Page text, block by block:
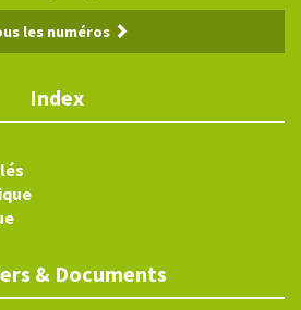
les numéros
Index
& Documents